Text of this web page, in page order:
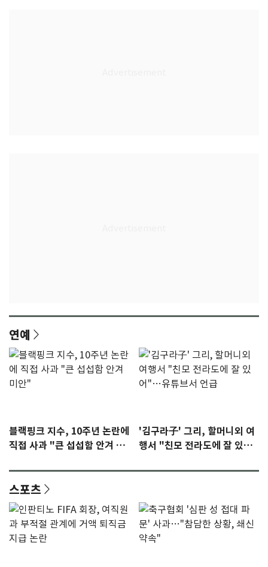
연예
블랙핑크 지수, 10주년 논란에
직접 사과 "큰 섭섭함 안겨 미
'김구라子' 그리, 할머니외 여
행서 "친모 전라도에 잘 있
스포츠